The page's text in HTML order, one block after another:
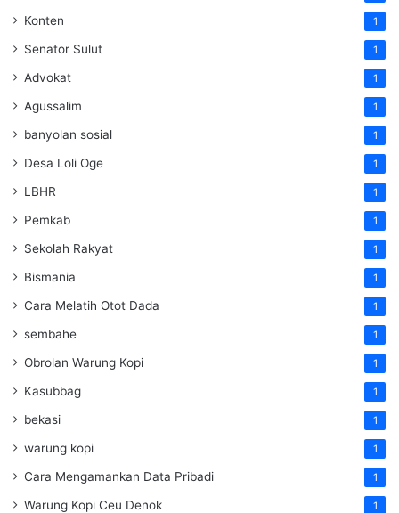
Konten 1
Senator Sulut 1
Advokat 1
Agussalim 1
banyolan sosial 1
Desa Loli Oge 1
LBHR 1
Pemkab 1
Sekolah Rakyat 1
Bismania 1
Cara Melatih Otot Dada 1
sembahe 1
Obrolan Warung Kopi 1
Kasubbag 1
bekasi 1
warung kopi 1
Cara Mengamankan Data Pribadi 1
Warung Kopi Ceu Denok 1